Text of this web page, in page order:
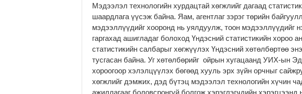
Мэдээлэл технологийн хурдацтай хөгжлийг дагаад
шаардлага үүсэж байна. Яам, агентлаг зэрэг төрийн
мэдээллүүдийг хооронд нь уялдуулж, тоон мэдээллүүдийг
гаргахад ашигладаг болоход Үндэсний статистикийн хороо
статистикийн салбарыг хөгжүүлэх Үндэсний хөтөлбөртөө
тусгасан байна. Уг хөтөлбөрийг ойрын хугацаанд УИХ-ын
хороогоор хэлэлцүүлэх бөгөөд хууль эрх зүйн орчныг
хөгжлийг дэмжих, дэд бүтэц мэдээлэл технологийн хүчин